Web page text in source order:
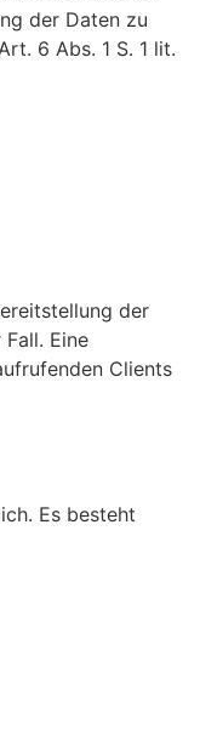
der Daten zu
6 Abs. 1 S. 1 lit.
der
Eine
Clients
Es besteht